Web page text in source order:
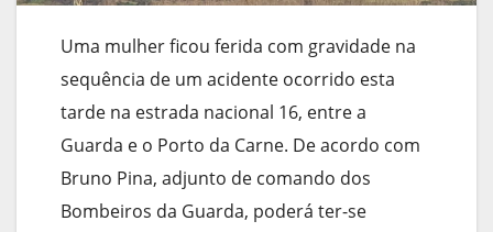
Uma mulher ficou ferida com gravidade na
sequência de um acidente ocorrido esta
tarde na estrada nacional 16, entre a
Guarda e o Porto da Carne. De acordo com
Bruno Pina, adjunto de comando dos
Bombeiros da Guarda, poderá ter-se